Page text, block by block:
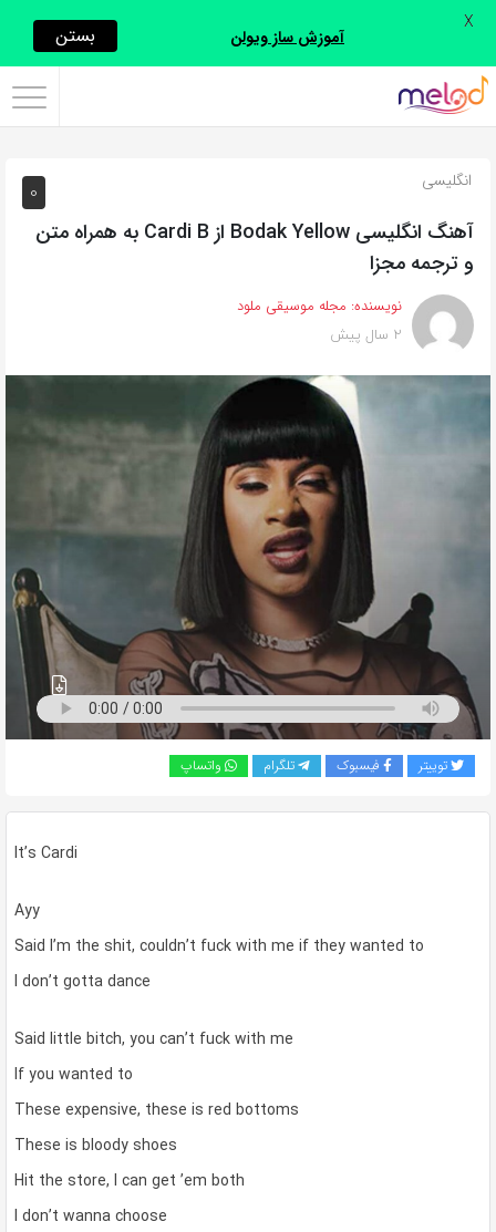
اشتراک
با
روش‌های
زیر
این
صفحه
را
دوستان
لینک
0 انگلیسی
آهنگ انگلیسی Bodak Yellow از Cardi B به همراه متن
و ترجمه مجزا
نویسنده: مجله موسیقی ملود
2 سال پیش
توییتر فیسبوک تلگرام واتساپ
It’s Cardi
Ayy
Said I’m the shit, couldn’t fuck with me if they wanted to
I don’t gotta dance
Said little bitch, you can’t fuck with me
If you wanted to
These expensive, these is red bottoms
These is bloody shoes
Hit the store, I can get ’em both
I don’t wanna choose
آموزش ساز ویولن بستن X